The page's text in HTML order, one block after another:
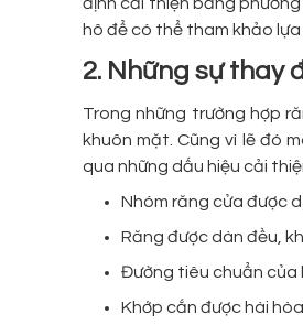
hô để có thể tham khảo
2. Những sự thay
Trong những trường hợp
khuôn mặt. Cũng vì lẽ đó
qua những dấu hiệu cải
Nhóm răng cửa được
Răng được dàn đều,
Đường tiêu chuẩn của
Khớp cắn được hài